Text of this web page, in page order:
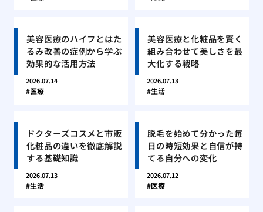
美容医療のハイフとはた
るみ改善の症例から学ぶ
効果的な活用方法
2026.07.14
医療
美容医療と化粧品を賢く
組み合わせて美しさを最
大化する戦略
2026.07.13
生活
ドクターズコスメと市販
化粧品の違いを徹底解説
する基礎知識
2026.07.13
生活
脱毛を始めて分かった毎
日の時短効果と自信が持
てる自分への変化
2026.07.12
医療